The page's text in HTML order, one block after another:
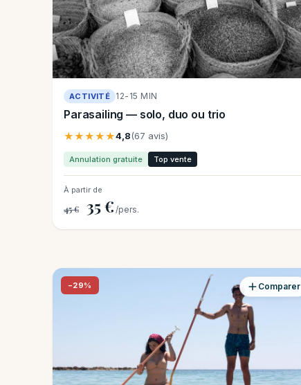
ACTIVITÉ 12-15 MIN
Parasailing — solo, duo ou trio
★★★★★4,8(67 avis)
Annulation gratuite Top vente
À partir de
45 € 35 € /pers.
−29% Comparer